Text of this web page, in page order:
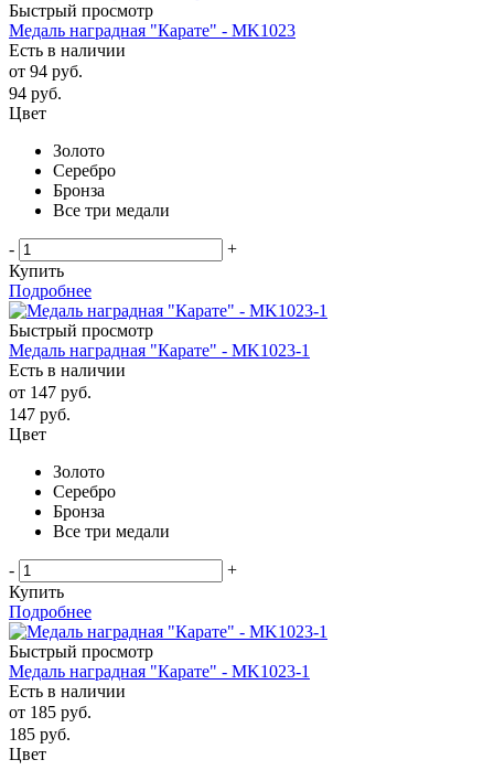
Быстрый просмотр
Медаль наградная "Карате" - MK1023
Есть в наличии
от 94 руб.
94 руб.
Цвет
Золото
Серебро
Бронза
Все три медали
-
+
Купить
Подробнее
Быстрый просмотр
Медаль наградная "Карате" - MK1023-1
Есть в наличии
от 147 руб.
147 руб.
Цвет
Золото
Серебро
Бронза
Все три медали
-
+
Купить
Подробнее
Быстрый просмотр
Медаль наградная "Карате" - MK1023-1
Есть в наличии
от 185 руб.
185 руб.
Цвет